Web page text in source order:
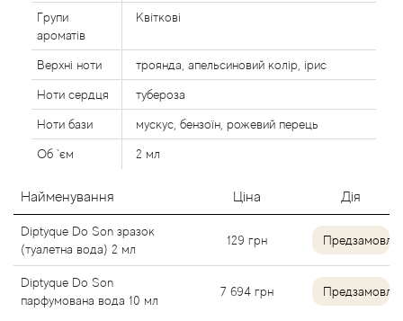
Групи
ароматів
Квіткові
Верхні ноти троянда, апельсиновий колір, ірис
Ноти сердця тубероза
Ноти бази мускус, бензоїн, рожевий перець
Об `єм 2 мл
Найменування Ціна Дія
Diptyque Do Son зразок
(туалетна вода) 2 мл
129 грн
Diptyque Do Son
парфумована вода 10 мл
7 694 грн
Alexandre Barthet
Alexandre J
Alfred Dunhill
Alyssa Ashley
American Crew
Amouage